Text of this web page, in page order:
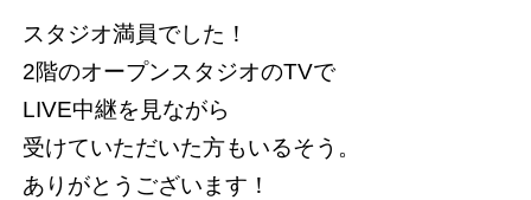
スタジオ満員でした！
2階のオープンスタジオのTVで
LIVE中継を見ながら
受けていただいた方もいるそう。
ありがとうございます！